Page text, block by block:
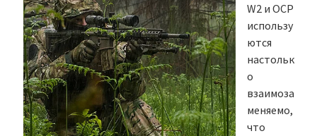
W2 и OCP
использу
ются
настольк
о
взаимоза
меняемо,
что